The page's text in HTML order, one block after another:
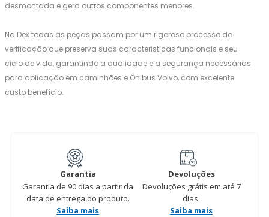
desmontada e gera outros componentes menores.
Na Dex todas as peças passam por um rigoroso processo de
verificação que preserva suas caracteristicas funcionais e seu
ciclo de vida, garantindo a qualidade e a segurança necessárias
para aplicação em caminhões e Ônibus Volvo, com excelente
custo benefício.
Garantia
Garantia de 90 dias a partir da
data de entrega do produto.
Saiba mais
Devoluções
Devoluções grátis em até 7
dias.
Saiba mais